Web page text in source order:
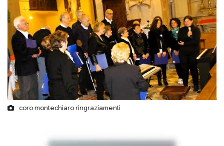
coro montechiaro ringraziamenti